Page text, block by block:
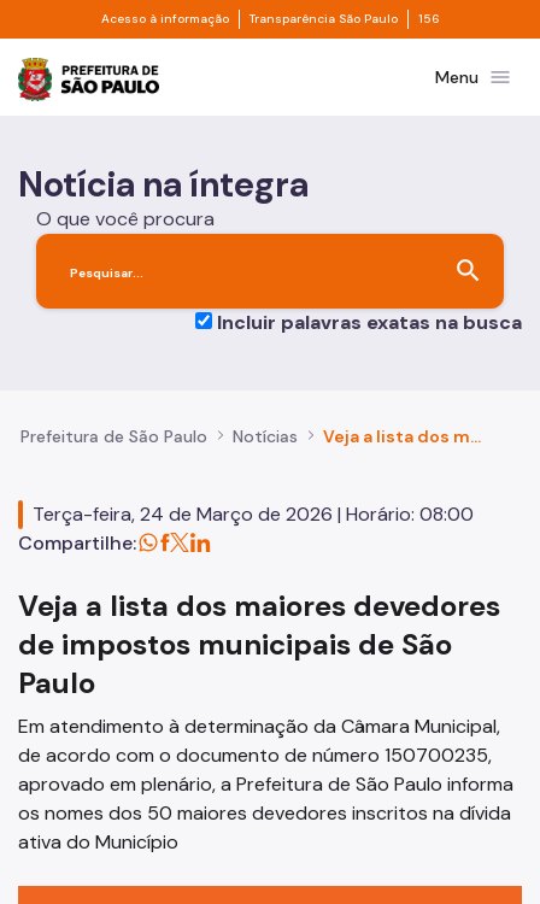
Saltar al contenido principal
Acesso à informação Divisor de acesso à informação
Transparência São Paulo Divisor de
156
Prefeitura de São PauloMenu menu
Notícia na íntegra
O que você procura
search
Incluir palavras exatas na busca
Prefeitura de São Paulo Notícias Veja a lista dos maiores devedores de impostos municipais de São Paulo
Terça-feira, 24 de Março de 2026 | Horário: 08:00
Compartilhe:
Veja a lista dos maiores devedores
de impostos municipais de São
Paulo
Em atendimento à determinação da Câmara Municipal,
de acordo com o documento de número 150700235,
aprovado em plenário, a Prefeitura de São Paulo informa
os nomes dos 50 maiores devedores inscritos na dívida
ativa do Município